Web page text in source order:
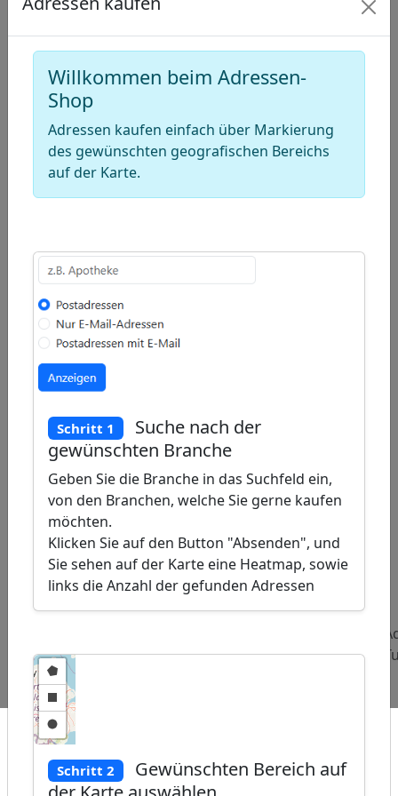
polygon
a
rectangle
Draw
circle
Edit
layers
Delete
layers
Abfragen:
Porzellangeschäfte
Fahrzeugfolierer
Willkommen beim Adressen-
Shop
Adressen kaufen einfach über Markierung
des gewünschten geografischen Bereichs
auf der Karte.
Schritt 1
Suche nach der
gewünschten Branche
Geben Sie die Branche in das Suchfeld ein,
von den Branchen, welche Sie gerne kaufen
möchten.
Klicken Sie auf den Button "Absenden", und
Sie sehen auf der Karte eine Heatmap, sowie
links die Anzahl der gefunden Adressen
Schritt 2
Gewünschten Bereich auf